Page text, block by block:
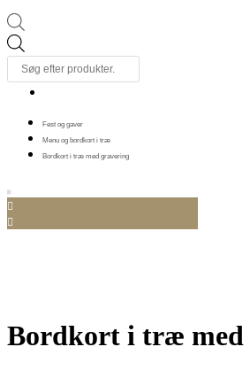
search
Fest og gaver
Menu og bordkort i træ
Bordkort i træ med gravering
Bordkort i træ med